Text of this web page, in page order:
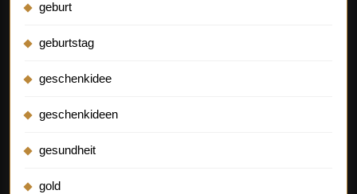
geburt
geburtstag
geschenkidee
geschenkideen
gesundheit
gold